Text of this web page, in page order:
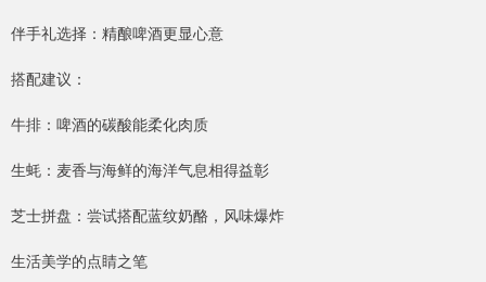
伴手礼选择：精酿啤酒更显心意
搭配建议：
牛排：啤酒的碳酸能柔化肉质
生蚝：麦香与海鲜的海洋气息相得益彰
芝士拼盘：尝试搭配蓝纹奶酪，风味爆炸
生活美学的点睛之笔